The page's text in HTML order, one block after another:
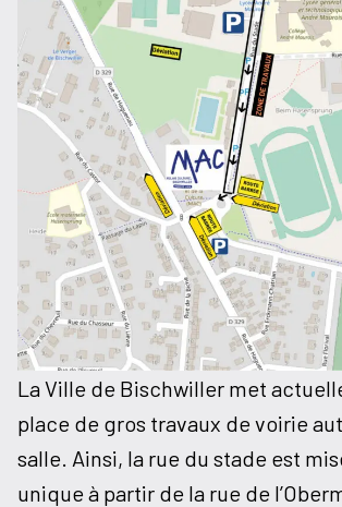
La Ville de Bischwiller met
place de gros travaux de voirie
salle. Ainsi, la rue du stade est
unique à partir de la rue de